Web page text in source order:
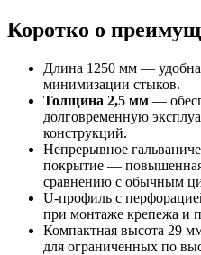
Коротко о
Длина 1250 мм — удобна
минимизации стыков.
Толщина 2,5 мм —
долговременную
конструкций.
Непрерывное
покрытие — повышенная
сравнению с обычным
U‑профиль с
при монтаже крепежа и
Компактная высота 29
для ограниченных по